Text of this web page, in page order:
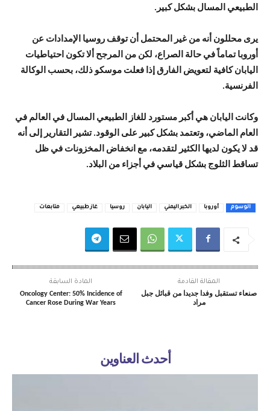
الطبيعي المسال بشكل كبير.
يرى محللون أنه من غير المحتمل أن توقف روسيا الإمدادات عن
أوروبا تماماً في حالة الصراع، لكن من المرجح ألا تكون احتياطيات
اليابان كافية لتعويض الفارق إذا فعلت موسكو ذلك، بحسب الوكالة
الفرنسية.
وكانت اليابان هي أكبر مستورد للغاز الطبيعي المسال في العالم في
العام الماضي، وتعتمد بشكل كبير على الوقود. تشير التقارير إلى أنه
قد لا يكون لديها الكثير لتقدمه، مع انخفاض المخزونات في ظل
تساقط الثلوج بشكل قياسي في أجزاء من البلاد.
الوسوم أوروبا الخبر اليمني اليابان روسيا غاز طبيعي متابعات
المادة السابقة
Oncology Center: 50% Incidence of
Cancer Rose During War Years
المقالة القادمة
صنعاء تستقبل وفدا جديدا من قبائل جبل
مراد
أحدث العناوين